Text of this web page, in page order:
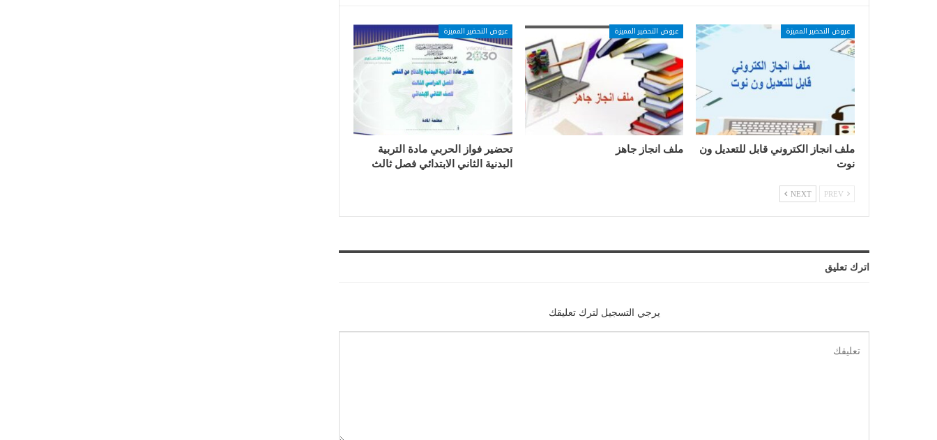
عروض التحضير المميزة
ملف انجاز الكتروني قابل للتعديل ون
نوت
عروض التحضير المميزة
ملف انجاز جاهز
عروض التحضير المميزة
تحضير فواز الحربي مادة التربية
البدنية الثاني الابتدائي فصل ثالث
NEXT
اترك تعليق
يرجي التسجيل لترك تعليقك